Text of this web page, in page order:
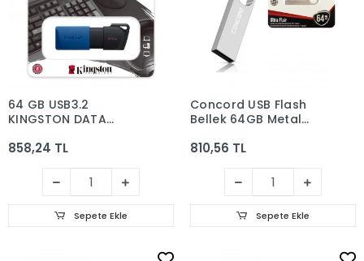
64 GB USB3.2
KINGSTON DATA
SIYAH/MAVI
858,24 TL
Sepete Ekle
Concord USB Flash
Bellek 64GB Metal
U64
810,56 TL
Sepete Ekle